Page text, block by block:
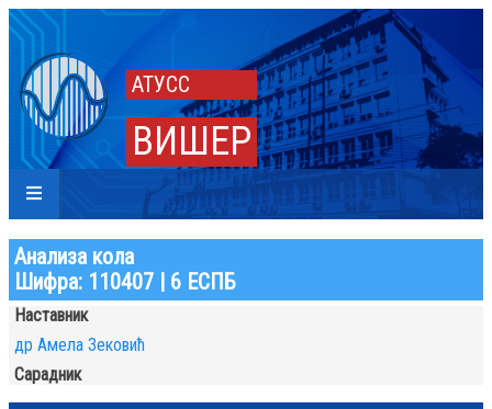
АТУСС
ВИШЕР
Анализа кола
Шифра: 110407 | 6 ЕСПБ
Наставник
др Амела Зековић
Сарадник